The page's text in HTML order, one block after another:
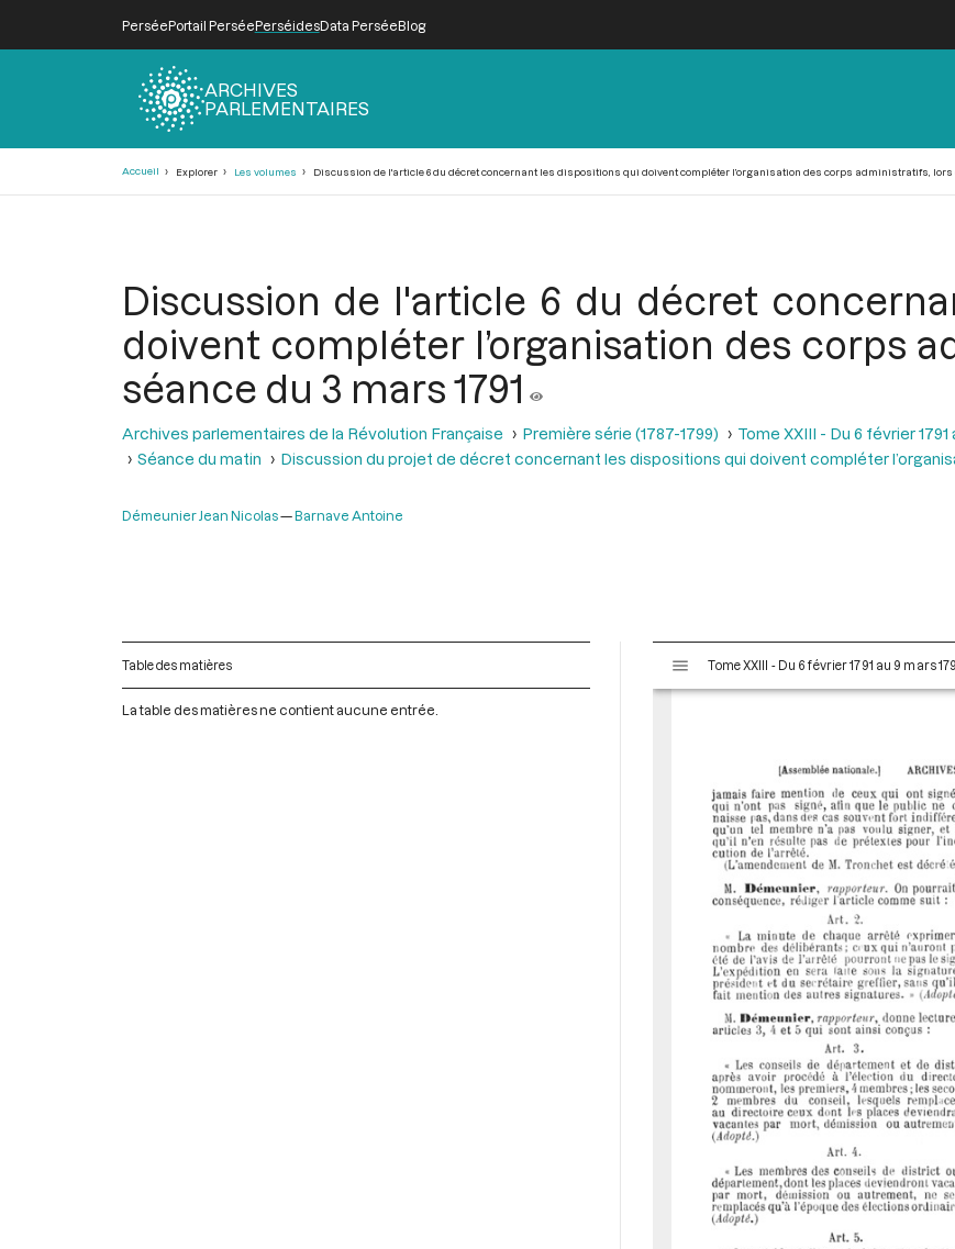
PerséePortail PerséePerséidesData PerséeBlog
ARCHIVES
PARLEMENTAIRES
Accueil Explorer Les volumes Discussion de l'article 6 du décret concernant les dispositions qui doivent compléter l’organisation des corps administratifs, lors
Discussion de l'article 6 du décret
doivent compléter l’organisation des corps
séance du 3 mars 1791
Archives parlementaires de la Révolution Française Première série (1787-1799) Tome XXIII - Du 6 février 1791
Séance du matin
Discussion du projet de décret concernant les dispositions qui doivent compléter
Démeunier Jean Nicolas Barnave Antoine
Table des matières
La table des matières ne contient aucune entrée.
s
Tome XXIII - Du 6 février 1791 au 9 mars